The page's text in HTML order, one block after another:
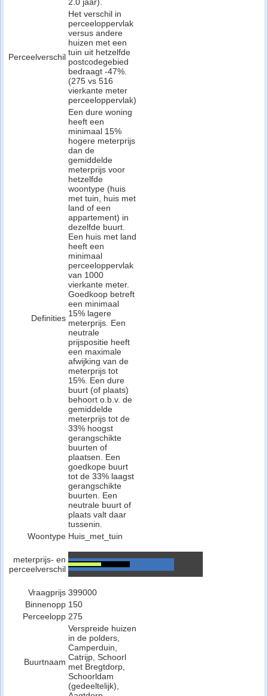
Perceelverschil
Het verschil in
perceeloppervlak
versus andere
huizen met een
tuin uit hetzelfde
postcodegebied
bedraagt -47%.
(275 vs 516
vierkante meter
perceeloppervlak)
Definities
Een dure woning
heeft een
minimaal 15%
hogere meterprijs
dan de
gemiddelde
meterprijs voor
hetzelfde
woontype (huis
met tuin, huis met
land of een
appartement) in
dezelfde buurt.
Een huis met land
heeft een
minimaal
perceeloppervlak
van 1000
vierkante meter.
Goedkoop betreft
een minimaal
15% lagere
meterprijs. Een
neutrale
prijspositie heeft
een maximale
afwijking van de
meterprijs tot
15%. Een dure
buurt (of plaats)
behoort o.b.v. de
gemiddelde
meterprijs tot de
33% hoogst
gerangschikte
buurten of
plaatsen. Een
goedkope buurt
tot de 33% laagst
gerangschikte
buurten. Een
neutrale buurt of
plaats valt daar
tussenin.
Woontype Huis_met_tuin
meterprijs- en
perceelverschil
Vraagprijs 399000
Binnenopp 150
Perceelopp 275
Buurtnaam
Verspreide huizen
in de polders,
Camperduin,
Catrijp, Schoorl
met Bregtdorp,
Schoorldam
(gedeeltelijk),